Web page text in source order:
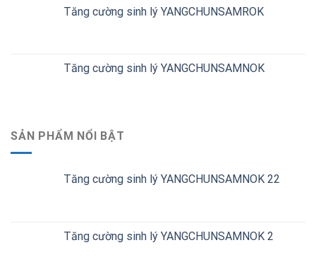
Tăng cường sinh lý YANGCHUNSAMROK
Tăng cường sinh lý YANGCHUNSAMNOK
SẢN PHẨM NỔI BẬT
Tăng cường sinh lý YANGCHUNSAMNOK 22
Tăng cường sinh lý YANGCHUNSAMNOK 2